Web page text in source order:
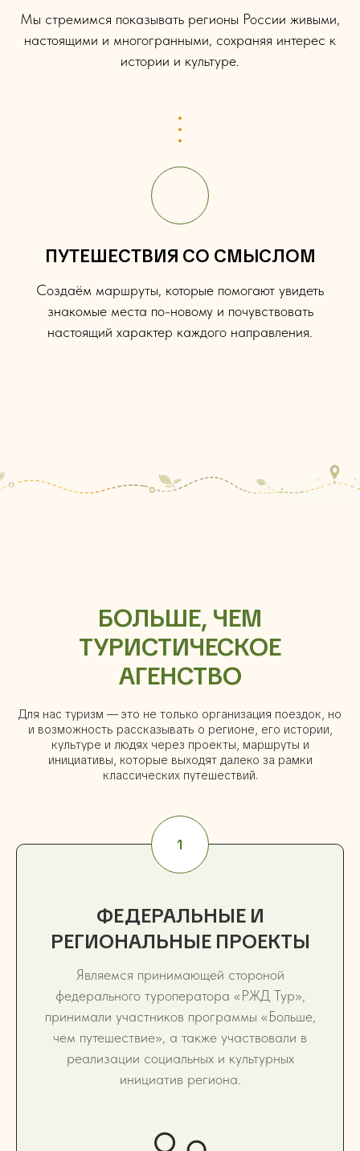
Мы стремимся показывать регионы России живыми,
настоящими и многогранными, сохраняя интерес к
истории и культуре.
ПУТЕШЕСТВИЯ СО СМЫСЛОМ
Создаём маршруты, которые помогают увидеть
знакомые места по-новому и почувствовать
настоящий характер каждого направления.
БОЛЬШЕ, ЧЕМ
ТУРИСТИЧЕСКОЕ
АГЕНСТВО
Для нас туризм — это не только организация поездок, но
и возможность рассказывать о регионе, его истории,
культуре и людях через проекты, маршруты и
инициативы, которые выходят далеко за рамки
классических путешествий.
ФЕДЕРАЛЬНЫЕ И
РЕГИОНАЛЬНЫЕ ПРОЕКТЫ
Являемся принимающей стороной
федерального туроператора «РЖД Тур»,
принимали участников программы «Больше,
чем путешествие», а также участвовали в
реализации социальных и культурных
инициатив региона.